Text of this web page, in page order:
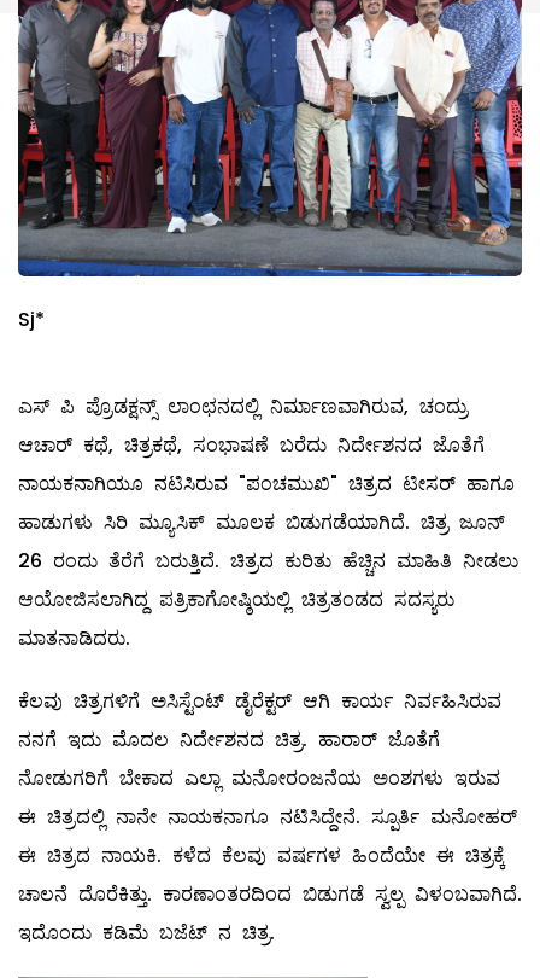
Sj*
ಎಸ್ ಪಿ ಪ್ರೊಡಕ್ಷನ್ಸ್ ಲಾಂಛನದಲ್ಲಿ ನಿರ್ಮಾಣವಾಗಿರುವ, ಚಂದ್ರು
ಆಚಾರ್ ಕಥೆ, ಚಿತ್ರಕಥೆ, ಸಂಭಾಷಣೆ ಬರೆದು ನಿರ್ದೇಶನದ ಜೊತೆಗೆ
ನಾಯಕನಾಗಿಯೂ ನಟಿಸಿರುವ "ಪಂಚಮುಖಿ" ಚಿತ್ರದ ಟೀಸರ್ ಹಾಗೂ
ಹಾಡುಗಳು ಸಿರಿ ಮ್ಯೂಸಿಕ್ ಮೂಲಕ ಬಿಡುಗಡೆಯಾಗಿದೆ. ಚಿತ್ರ ಜೂನ್
26 ರಂದು ತೆರೆಗೆ ಬರುತ್ತಿದೆ. ಚಿತ್ರದ ಕುರಿತು ಹೆಚ್ಚಿನ ಮಾಹಿತಿ ನೀಡಲು
ಆಯೋಜಿಸಲಾಗಿದ್ದ ಪತ್ರಿಕಾಗೋಷ್ಠಿಯಲ್ಲಿ ಚಿತ್ರತಂಡದ ಸದಸ್ಯರು
ಮಾತನಾಡಿದರು.
ಕೆಲವು ಚಿತ್ರಗಳಿಗೆ ಅಸಿಸ್ಟೆಂಟ್ ಡೈರೆಕ್ಟರ್ ಆಗಿ ಕಾರ್ಯ ನಿರ್ವಹಿಸಿರುವ
ನನಗೆ ಇದು ಮೊದಲ ನಿರ್ದೇಶನದ ಚಿತ್ರ. ಹಾರಾರ್ ಜೊತೆಗೆ
ನೋಡುಗರಿಗೆ ಬೇಕಾದ ಎಲ್ಲಾ ಮನೋರಂಜನೆಯ ಅಂಶಗಳು ಇರುವ
ಈ ಚಿತ್ರದಲ್ಲಿ ನಾನೇ ನಾಯಕನಾಗೂ ನಟಿಸಿದ್ದೇನೆ. ಸ್ಪೂರ್ತಿ ಮನೋಹರ್
ಈ ಚಿತ್ರದ ನಾಯಕಿ. ಕಳೆದ ಕೆಲವು ವರ್ಷಗಳ ಹಿಂದೆಯೇ ಈ ಚಿತ್ರಕ್ಕೆ
ಚಾಲನೆ ದೊರೆಕಿತ್ತು. ಕಾರಣಾಂತರದಿಂದ ಬಿಡುಗಡೆ ಸ್ವಲ್ಪ ವಿಳಂಬವಾಗಿದೆ.
ಇದೊಂದು ಕಡಿಮೆ ಬಜೆಟ್ ನ ಚಿತ್ರ.